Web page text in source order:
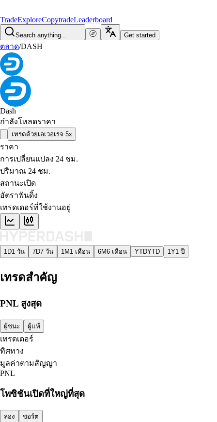
TradeExploreCopytradeLeaderboard
Search anything... Get started
ตลาด/DASH
Dash
กำลังโหลดราคา
เทรดด้วยเลเวอเรจ 5x
ราคา
การเปลี่ยนแปลง 24 ชม.
ปริมาณ 24 ชม.
สถานะเปิด
อัตราฟันดิ้ง
เทรดเดอร์ที่ใช้งานอยู่
1D1 วัน 7D7 วัน 1M 1 เดือน 6M6 เดือน YTDYTD 1Y1 ปี
เทรดสำคัญ
PNL สูงสุด
ผู้ชนะ ผู้แพ้
เทรดเดอร์
ทิศทาง
มูลค่าตามสัญญา
PNL
โพซิชันเปิดที่ใหญ่ที่สุด
ลอง ชอร์ต